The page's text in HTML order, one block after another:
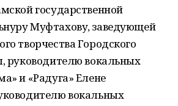
государственной
Муфтахову, заведующей
творчества Городского
руководителю вокальных
и «Радуга» Елене
вокальных